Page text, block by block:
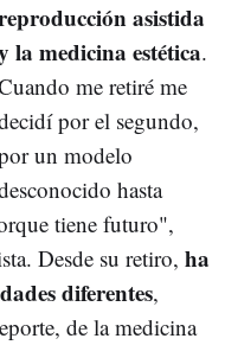
asistida
la medicina estética.
me retiré me
por el segundo,
un modelo
hasta
tiene futuro",
Desde su retiro, ha
diferentes,
de la medicina